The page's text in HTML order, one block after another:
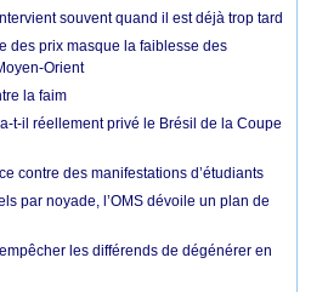
souvent quand il est déjà trop tard
des prix masque la faiblesse des
Orient
la faim
t-il réellement privé le Brésil de la Coupe
contre des manifestations d’étudiants
par noyade, l’OMS dévoile un plan de
les différends de dégénérer en